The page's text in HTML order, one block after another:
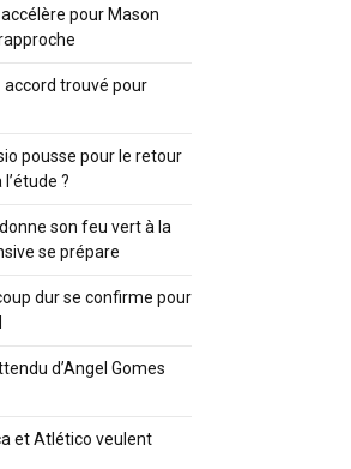
pour Mason
accord trouvé pour
pousse pour le retour
?
son feu vert à la
se prépare
dur se confirme pour
d’Angel Gomes
et Atlético veulent